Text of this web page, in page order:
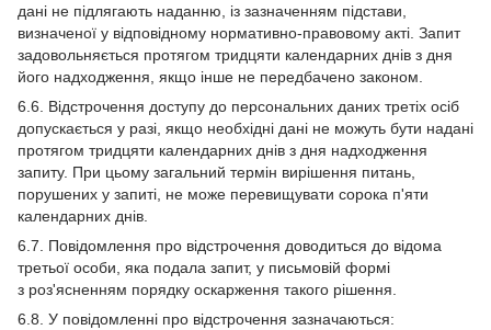
дані не підлягають наданню, із зазначенням підстави,
визначеної у відповідному нормативно-правовому акті. Запит
задовольняється протягом тридцяти календарних днів з дня
його надходження, якщо інше не передбачено законом.
6.6. Відстрочення доступу до персональних даних третіх осіб
допускається у разі, якщо необхідні дані не можуть бути надані
протягом тридцяти календарних днів з дня надходження
запиту. При цьому загальний термін вирішення питань,
порушених у запиті, не може перевищувати сорока п'яти
календарних днів.
6.7. Повідомлення про відстрочення доводиться до відома
третьої особи, яка подала запит, у письмовій формі
з роз'ясненням порядку оскарження такого рішення.
6.8. У повідомленні про відстрочення зазначаються: